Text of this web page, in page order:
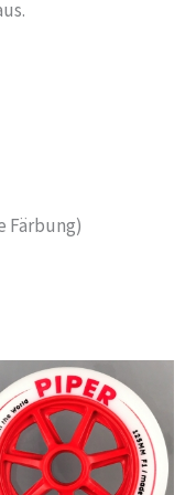
Färbung)